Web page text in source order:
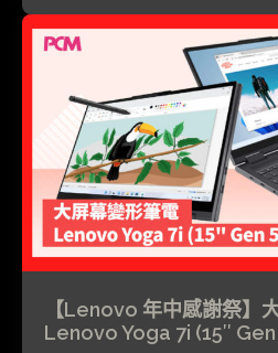
【Lenovo 年中感謝祭】
Lenovo Yoga 7i (15″ Gen